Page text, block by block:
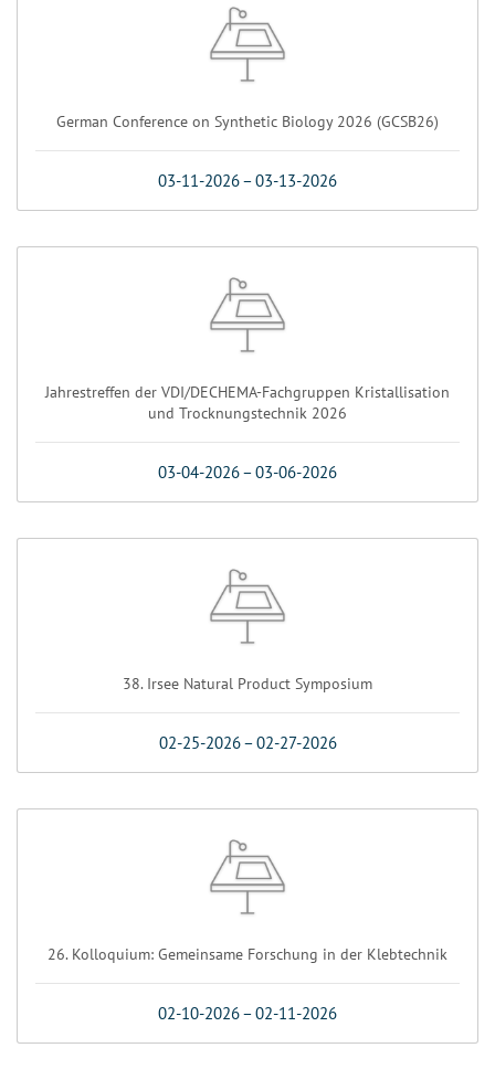
German Conference on Synthetic Biology 2026 (GCSB26)
03-11-2026–03-13-2026
Jahrestreffen der VDI/DECHEMA-Fachgruppen Kristallisation
und Trocknungstechnik 2026
03-04-2026–03-06-2026
38. Irsee Natural Product Symposium
02-25-2026–02-27-2026
26. Kolloquium: Gemeinsame Forschung in der Klebtechnik
02-10-2026–02-11-2026